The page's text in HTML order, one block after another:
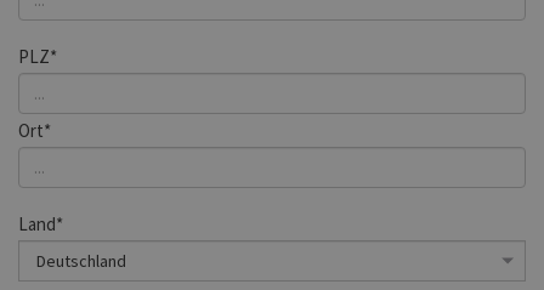
PLZ*
Ort*
Land*